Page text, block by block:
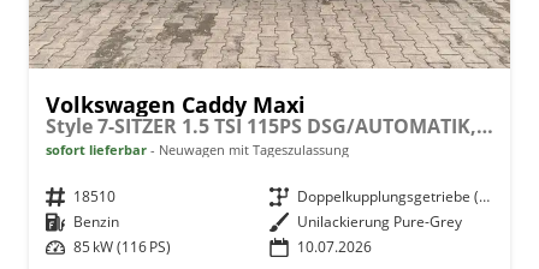
Volkswagen Caddy Maxi
Style 7-SITZER 1.5 TSI 115PS DSG/AUTOMATIK, PURE-GREY, 17" Alu/Ganzjahresreifen, Winterpaket, ACC-Tempomat, Toter-Winkel, ParkAssist, Parksensoren vo/hi, Rückfahrkamera, Radio Ready2Discover 10" + Wireless AppConnect, Climatronic, Abgedunkelte Scheiben
sofort lieferbar Neuwagen mit Tageszulassung
Fahrzeugnr. 18510 Getriebe
Doppelkupplungsgetriebe (DSG)
Kraftstoff Benzin Außenfarbe Unilackierung Pure-Grey
Leistung 85 kW (116 PS) 10.07.2026